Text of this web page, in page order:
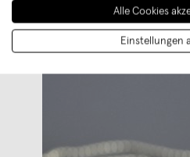
Alle Cookies
Einstellungen